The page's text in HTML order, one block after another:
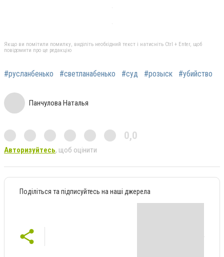
Якщо ви помітили помилку, виділіть необхідний текст і натисніть Ctrl + Enter, щоб
повідомити про це редакцію
#русланбенько #светланабенько #суд #розыск #убийство
Панчулова Наталья
0,0
Авторизуйтесь, щоб оцінити
Поділіться та підписуйтесь на наші джерела